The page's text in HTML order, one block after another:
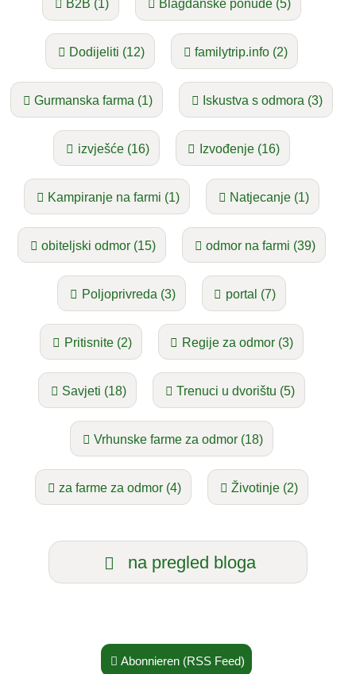
B2B (1) Blagdanske ponude (5)
Dodijeliti (12) familytrip.info (2)
Gurmanska farma (1) Iskustva s odmora (3)
izvješće (16) Izvođenje (16)
Kampiranje na farmi (1) Natjecanje (1)
obiteljski odmor (15) odmor na farmi (39)
Poljoprivreda (3) portal (7)
Pritisnite (2) Regije za odmor (3)
Savjeti (18) Trenuci u dvorištu (5)
Vrhunske farme za odmor (18)
za farme za odmor (4) Životinje (2)
na pregled bloga
Abonnieren (RSS Feed)